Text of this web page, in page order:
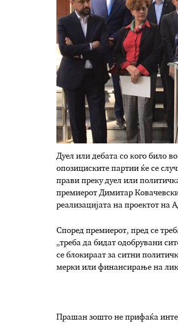
Дуел или дебата со кого било
опозициските партии ќе се
прави преку дуел или
премиерот Димитар
реализацијата на проектот
Според премиерот, пред се
„треба да бидат одобрувани
се блокираат за ситни
мерки или финансирање на
Прашан зошто не прифаќа